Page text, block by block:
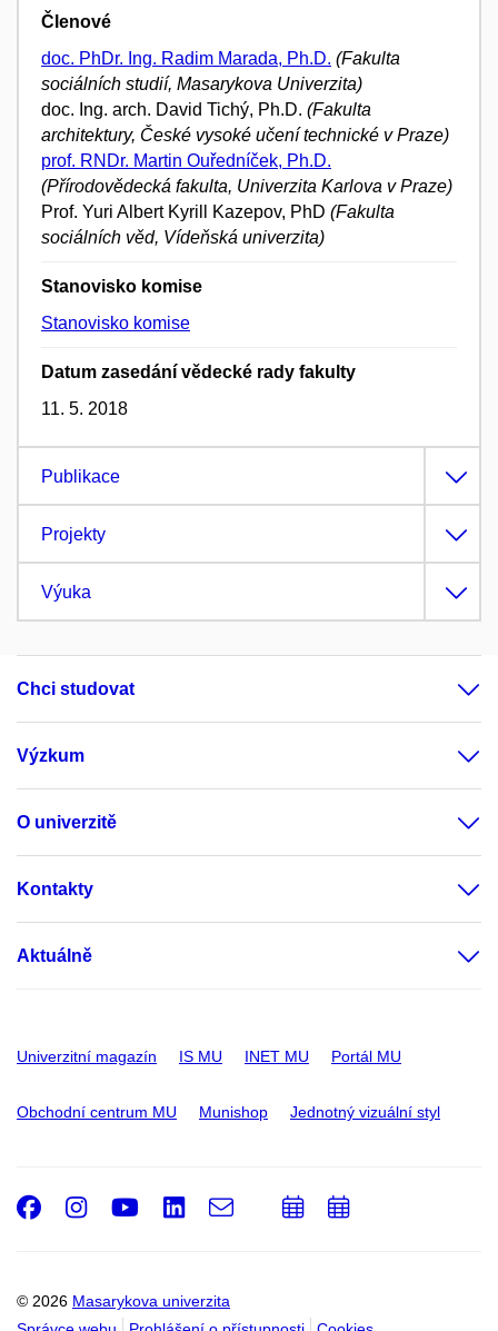
Členové
doc. PhDr. Ing. Radim Marada, Ph.D. (Fakulta
sociálních studií, Masarykova Univerzita)
doc. Ing. arch. David Tichý, Ph.D. (Fakulta
architektury, České vysoké učení technické v Praze)
prof. RNDr. Martin Ouředníček, Ph.D.
(Přírodovědecká fakulta, Univerzita Karlova v Praze)
Prof. Yuri Albert Kyrill Kazepov, PhD (Fakulta
sociálních věd, Vídeňská univerzita)
Stanovisko komise
Stanovisko komise
Datum zasedání vědecké rady fakulty
11. 5. 2018
Publikace
Projekty
Výuka
Chci studovat
Výzkum
O univerzitě
Kontakty
Aktuálně
Univerzitní magazín IS MU INET MU Portál MU
Obchodní centrum MU Munishop Jednotný vizuální styl
© 2026 Masarykova univerzita
Facebook
Instagram
Youtube
LinkedIn
e-
PřidatPřidat